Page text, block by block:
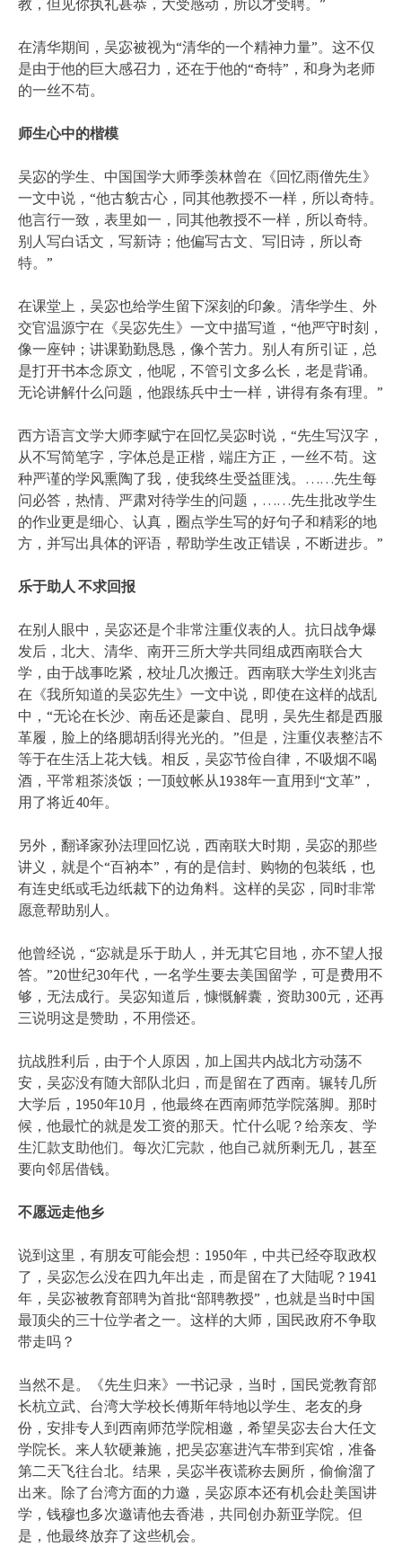
在清华期间，吴宓被视为“清华的一个精神力量”。这不仅
是由于他的巨大感召力，还在于他的“奇特”，和身为老师
的一丝不苟。
师生心中的楷模
吴宓的学生、中国国学大师季羡林曾在《回忆雨僧先生》
一文中说，“他古貌古心，同其他教授不一样，所以奇特。
他言行一致，表里如一，同其他教授不一样，所以奇特。
别人写白话文，写新诗；他偏写古文、写旧诗，所以奇
特。”
在课堂上，吴宓也给学生留下深刻的印象。清华学生、外
交官温源宁在《吴宓先生》一文中描写道，“他严守时刻，
像一座钟；讲课勤勤恳恳，像个苦力。别人有所引证，总
是打开书本念原文，他呢，不管引文多么长，老是背诵。
无论讲解什么问题，他跟练兵中士一样，讲得有条有理。”
西方语言文学大师李赋宁在回忆吴宓时说，“先生写汉字，
从不写简笔字，字体总是正楷，端庄方正，一丝不苟。这
种严谨的学风熏陶了我，使我终生受益匪浅。……先生每
问必答，热情、严肃对待学生的问题，……先生批改学生
的作业更是细心、认真，圈点学生写的好句子和精彩的地
方，并写出具体的评语，帮助学生改正错误，不断进步。”
乐于助人 不求回报
在别人眼中，吴宓还是个非常注重仪表的人。抗日战争爆
发后，北大、清华、南开三所大学共同组成西南联合大
学，由于战事吃紧，校址几次搬迁。西南联大学生刘兆吉
在《我所知道的吴宓先生》一文中说，即使在这样的战乱
中，“无论在长沙、南岳还是蒙自、昆明，吴先生都是西服
革履，脸上的络腮胡刮得光光的。”但是，注重仪表整洁不
等于在生活上花大钱。相反，吴宓节俭自律，不吸烟不喝
酒，平常粗茶淡饭；一顶蚊帐从1938年一直用到“文革”，
用了将近40年。
另外，翻译家孙法理回忆说，西南联大时期，吴宓的那些
讲义，就是个“百衲本”，有的是信封、购物的包装纸，也
有连史纸或毛边纸裁下的边角料。这样的吴宓，同时非常
愿意帮助别人。
他曾经说，“宓就是乐于助人，并无其它目地，亦不望人报
答。”20世纪30年代，一名学生要去美国留学，可是费用不
够，无法成行。吴宓知道后，慷慨解囊，资助300元，还再
三说明这是赞助，不用偿还。
抗战胜利后，由于个人原因，加上国共内战北方动荡不
安，吴宓没有随大部队北归，而是留在了西南。辗转几所
大学后，1950年10月，他最终在西南师范学院落脚。那时
候，他最忙的就是发工资的那天。忙什么呢？给亲友、学
生汇款支助他们。每次汇完款，他自己就所剩无几，甚至
要向邻居借钱。
不愿远走他乡
说到这里，有朋友可能会想：1950年，中共已经夺取政权
了，吴宓怎么没在四九年出走，而是留在了大陆呢？1941
年，吴宓被教育部聘为首批“部聘教授”，也就是当时中国
最顶尖的三十位学者之一。这样的大师，国民政府不争取
带走吗？
当然不是。《先生归来》一书记录，当时，国民党教育部
长杭立武、台湾大学校长傅斯年特地以学生、老友的身
份，安排专人到西南师范学院相邀，希望吴宓去台大任文
学院长。来人软硬兼施，把吴宓塞进汽车带到宾馆，准备
第二天飞往台北。结果，吴宓半夜谎称去厕所，偷偷溜了
出来。除了台湾方面的力邀，吴宓原本还有机会赴美国讲
学，钱穆也多次邀请他去香港，共同创办新亚学院。但
是，他最终放弃了这些机会。